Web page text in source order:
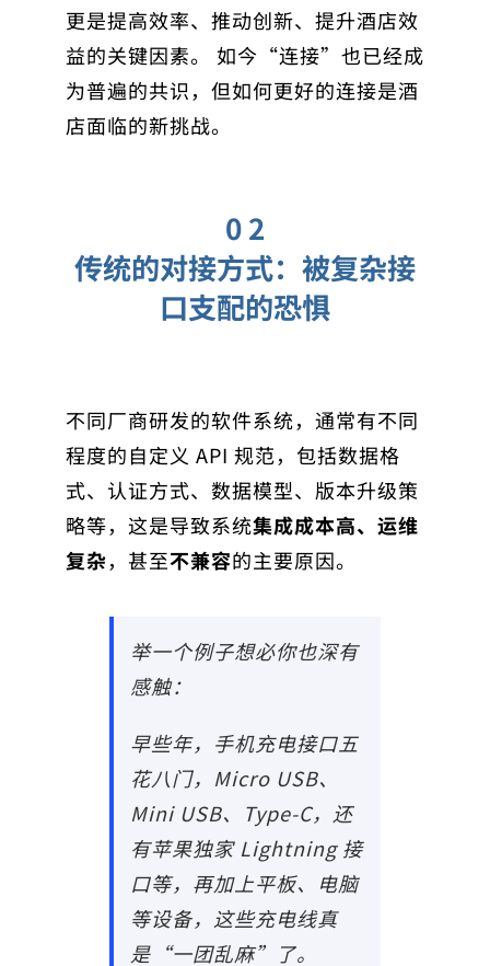
更是提高效率、推动创新、提升酒店效
益的关键因素。 如今“连接”也已经成
为普遍的共识，但如何更好的连接是酒
店面临的新挑战。
0 2
传统的对接方式：被复杂接
口支配的恐惧
不同厂商研发的软件系统，通常有不同
程度的自定义 API 规范，包括数据格
式、认证方式、数据模型、版本升级策
略等，这是导致系统集成成本高、运维
复杂，甚至不兼容的主要原因。
举一个例子想必你也深有
感触：
早些年，手机充电接口五
花八门，Micro USB、
Mini USB、Type-C，还
有苹果独家 Lightning 接
口等，再加上平板、电脑
等设备，这些充电线真
是“一团乱麻”了。